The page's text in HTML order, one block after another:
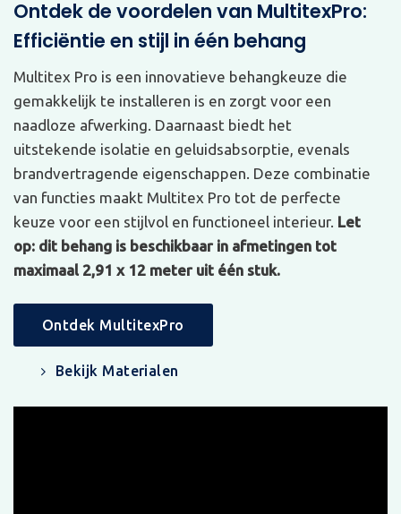
Ontdek de voordelen van MultitexPro:
Efficiëntie en stijl in één behang
Multitex Pro is een innovatieve behangkeuze die
gemakkelijk te installeren is en zorgt voor een
naadloze afwerking. Daarnaast biedt het
uitstekende isolatie en geluidsabsorptie, evenals
brandvertragende eigenschappen. Deze combinatie
van functies maakt Multitex Pro tot de perfecte
keuze voor een stijlvol en functioneel interieur. Let
op: dit behang is beschikbaar in afmetingen tot
maximaal 2,91 x 12 meter uit één stuk.
Ontdek MultitexPro
Bekijk Materialen